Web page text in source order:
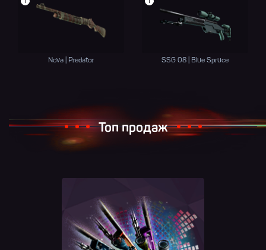
Nova | Predator SSG 08 | Blue Spruce
Топ продаж